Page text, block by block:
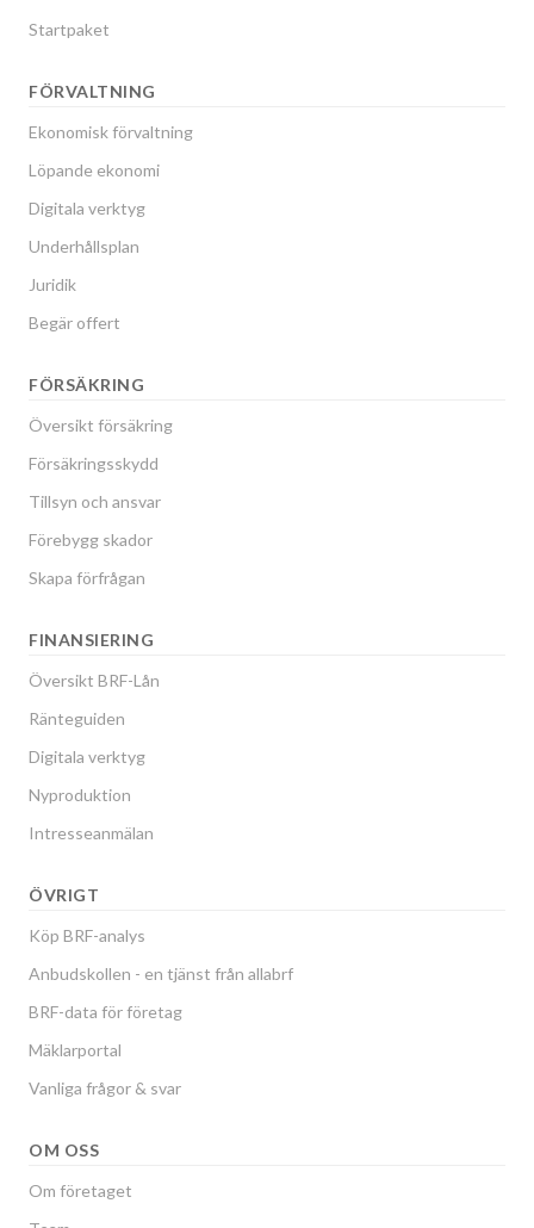
Startpaket
FÖRVALTNING
Ekonomisk förvaltning
Löpande ekonomi
Digitala verktyg
Underhållsplan
Juridik
Begär offert
FÖRSÄKRING
Översikt försäkring
Försäkringsskydd
Tillsyn och ansvar
Förebygg skador
Skapa förfrågan
FINANSIERING
Översikt BRF-Lån
Ränteguiden
Digitala verktyg
Nyproduktion
Intresseanmälan
ÖVRIGT
Köp BRF-analys
Anbudskollen - en tjänst från allabrf
BRF-data för företag
Mäklarportal
Vanliga frågor & svar
OM OSS
Om företaget